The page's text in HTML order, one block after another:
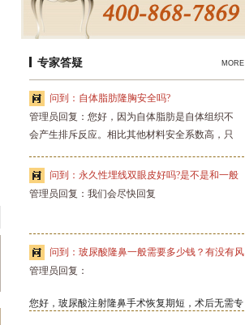
MORE
专家答疑
问到：自体脂肪隆胸安全吗?
管理员回复：您好，因为自体脂肪是自体组织不
会产生排斥反应。相比其他材料安全系数高，只
湛，手术环境消毒严格，风险是可以有效规避
的。而且自体脂肪隆胸手感自然，和自身乳房一
不必要的风险，希望对您有所帮助。
问到：永久性埋线双眼皮好吗?是不是和一般
的埋线双眼皮的不一样啊？
管理员回复：我们会尽快回复
问到：玻尿酸隆鼻一般需要多少钱？有没有风
险?
管理员回复：
您好，玻尿酸注射隆鼻手术恢复期短，术后无需专